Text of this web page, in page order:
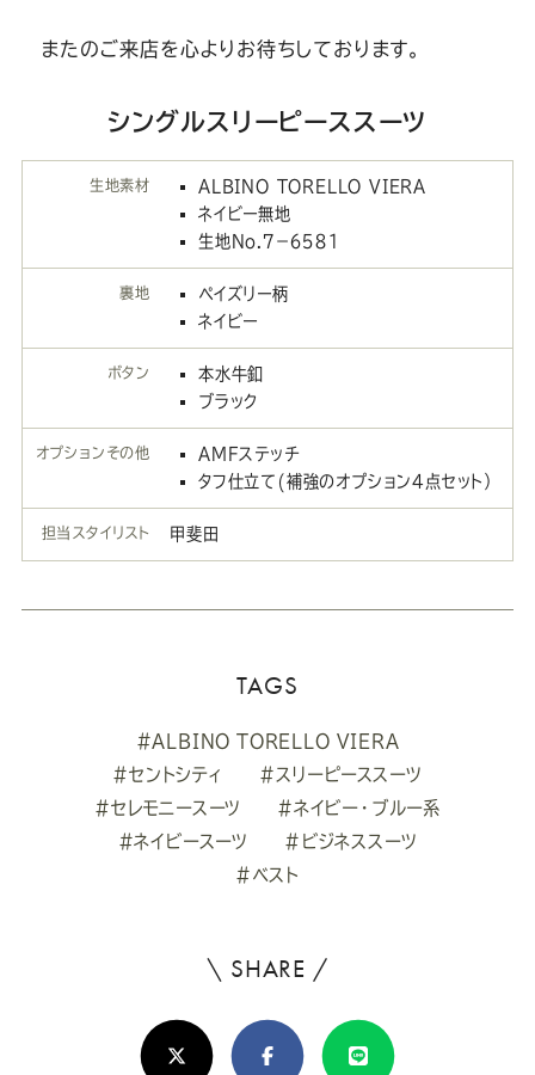
またのご来店を心よりお待ちしております。
シングルスリーピーススーツ
生地素材
ALBINO TORELLO VIERA
ネイビー無地
生地No.７－６５８１
裏地
ペイズリー柄
ネイビー
ボタン
本水牛釦
ブラック
オプションその他
AMFステッチ
タフ仕立て(補強のオプション4点セット）
担当スタイリスト 甲斐田
TAGS
#ALBINO TORELLO VIERA
#セントシティ
#スリーピーススーツ
#セレモニースーツ
#ネイビー・ブルー系
#ネイビースーツ
#ビジネススーツ
#ベスト
\ SHARE /
ろ
し
X(Twitter)FacebookLine